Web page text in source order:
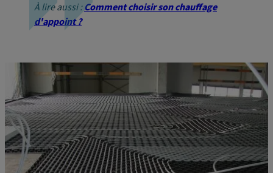
À lire aussi :Comment choisir son chauffage
d'appoint ?